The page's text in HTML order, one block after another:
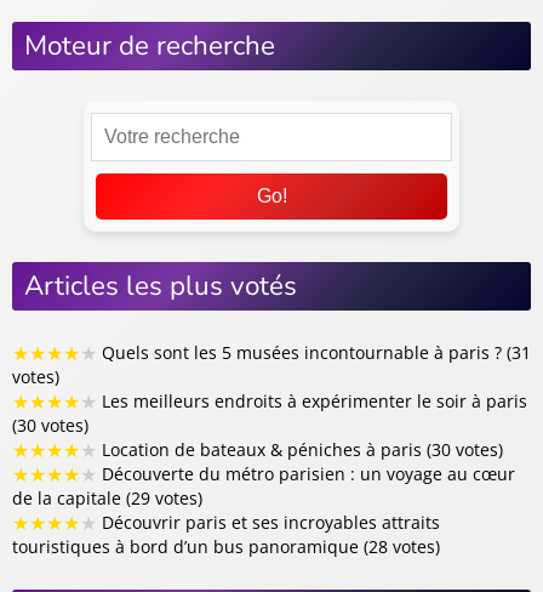
Moteur de recherche
Go!
Articles les plus votés
★★★★★ Quels sont les 5 musées incontournable à paris ? (31
votes)
★★★★★ Les meilleurs endroits à expérimenter le soir à paris
(30 votes)
★★★★★ Location de bateaux & péniches à paris (30 votes)
★★★★★ Découverte du métro parisien : un voyage au cœur
de la capitale (29 votes)
★★★★★ Découvrir paris et ses incroyables attraits
touristiques à bord d’un bus panoramique (28 votes)